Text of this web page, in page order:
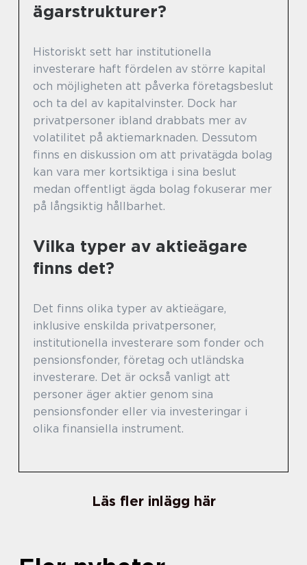
ägarstrukturer?
Historiskt sett har institutionella
investerare haft fördelen av större kapital
och möjligheten att påverka företagsbeslut
och ta del av kapitalvinster. Dock har
privatpersoner ibland drabbats mer av
volatilitet på aktiemarknaden. Dessutom
finns en diskussion om att privatägda bolag
kan vara mer kortsiktiga i sina beslut
medan offentligt ägda bolag fokuserar mer
på långsiktig hållbarhet.
Vilka typer av aktieägare
finns det?
Det finns olika typer av aktieägare,
inklusive enskilda privatpersoner,
institutionella investerare som fonder och
pensionsfonder, företag och utländska
investerare. Det är också vanligt att
personer äger aktier genom sina
pensionsfonder eller via investeringar i
olika finansiella instrument.
Läs fler inlägg här